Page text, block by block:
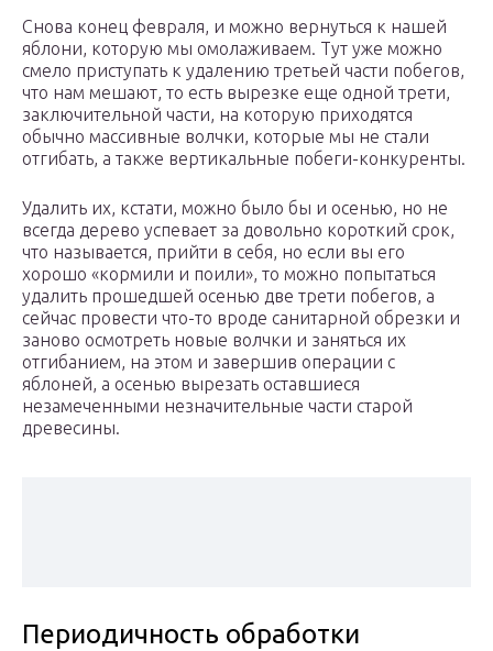
Снова конец февраля, и можно вернуться к нашей
яблони, которую мы омолаживаем. Тут уже можно
смело приступать к удалению третьей части побегов,
что нам мешают, то есть вырезке еще одной трети,
заключительной части, на которую приходятся
обычно массивные волчки, которые мы не стали
отгибать, а также вертикальные побеги-конкуренты.
Удалить их, кстати, можно было бы и осенью, но не
всегда дерево успевает за довольно короткий срок,
что называется, прийти в себя, но если вы его
хорошо «кормили и поили», то можно попытаться
удалить прошедшей осенью две трети побегов, а
сейчас провести что-то вроде санитарной обрезки и
заново осмотреть новые волчки и заняться их
отгибанием, на этом и завершив операции с
яблоней, а осенью вырезать оставшиеся
незамеченными незначительные части старой
древесины.
Периодичность обработки